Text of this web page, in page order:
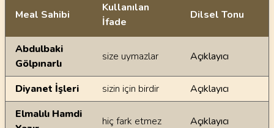
Ayetin meallerindeki dilsel farklılıklar
Meal Sahibi
Kullanılan
İfade
Dilsel Tonu
Abdulbaki
Gölpınarlı
size uymazlar Açıklayıcı
Diyanet İşleri sizin için birdir
Açıklayıcı
Elmalılı Hamdi
hiç fark etmez Açıklayıcı